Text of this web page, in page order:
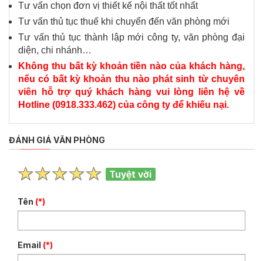
Tư vấn chọn đơn vị thiết kế nội thất tốt nhất
Tư vấn thủ tục thuế khi chuyển đến văn phòng mới
Tư vấn thủ tục thành lập mới công ty, văn phòng đại
diện, chi nhánh…
Không thu bất kỳ khoản tiền nào của khách hàng,
nếu có bất kỳ khoản thu nào phát sinh từ chuyên
viên hỗ trợ quý khách hàng vui lòng liên hệ về
Hotline (0918.333.462) của công ty để khiếu nại.
ĐÁNH GIÁ VĂN PHÒNG
Tuyệt vời
Tên (*)
Email (*)